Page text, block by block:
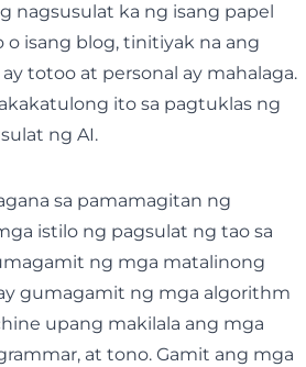
nagsusulat ka ng isang papel
o isang blog, tinitiyak na ang
totoo at personal ay mahalaga.
ito sa pagtuklas ng
ng AI.
sa pamamagitan ng
istilo ng pagsulat ng tao sa
ng mga matalinong
gumagamit ng mga algorithm
upang makilala ang mga
at tono. Gamit ang mga